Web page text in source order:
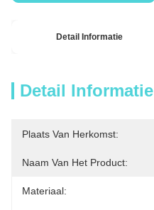
Detail Informatie
Detail Informatie
Plaats Van Herkomst:
Naam Van Het Product:
Materiaal: